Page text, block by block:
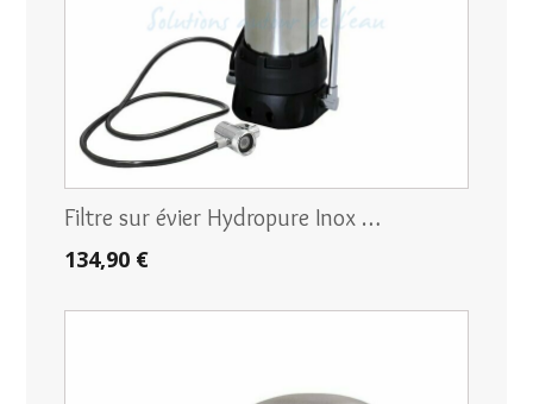
Filtre sur évier Hydropure Inox …
134,90 €